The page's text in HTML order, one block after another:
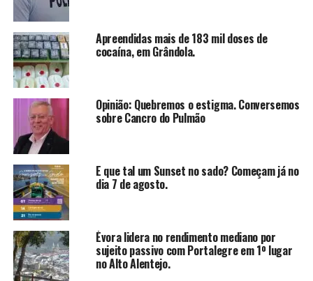
Apreendidas mais de 183 mil doses de
cocaína, em Grândola.
Opinião: Quebremos o estigma. Conversemos
sobre Cancro do Pulmão
E que tal um Sunset no sado? Começam já no
dia 7 de agosto.
Évora lidera no rendimento mediano por
sujeito passivo com Portalegre em 1º lugar
no Alto Alentejo.